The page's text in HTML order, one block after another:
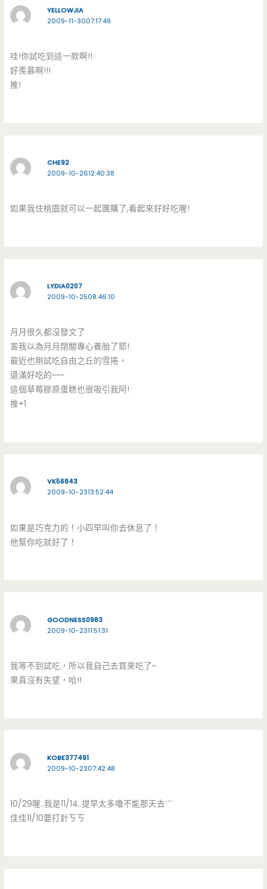
YELLOWJIA
2009-11-3007:17:49
哇!你試吃到這一款啊!!
好羨慕啊!!!
推!
CHE92
2009-10-2612:40:38
如果我住桃園就可以一起團購了,看起來好好吃喔!
LYDIA0207
2009-10-2508:46:10
月月很久都沒發文了
害我以為月月閉關專心養胎了耶!
最近也剛試吃自由之丘的雪捲，
還滿好吃的~~~
這個草莓膠原蛋糕也很吸引我阿!
推+1
VK56843
2009-10-2313:52:44
如果是巧克力的！小四早叫你去休息了！
他幫你吃就好了！
GOODNESS0983
2009-10-2311:51:31
我等不到試吃，所以我自己去買來吃了~
果真沒有失望，哈!!
KOBE377491
2009-10-2307:42:48
10/29喔..我是11/14..提早太多嚕不能那天去ˊˇˋ
佳佳11/10要打針ㄎㄎ